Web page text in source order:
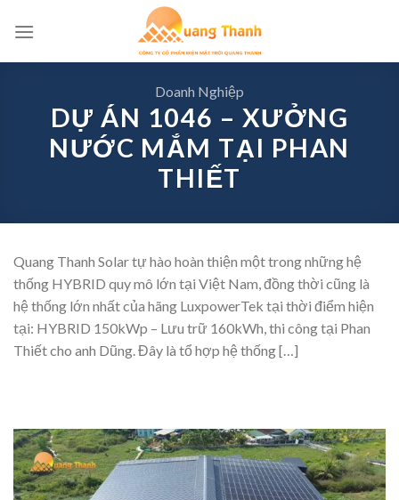
Doanh Nghiệp
DỰ ÁN 1046 – XƯỞNG
NƯỚC MẮM TẠI PHAN
THIẾT
Quang Thanh Solar tự hào hoàn thiện một trong những hệ
thống HYBRID quy mô lớn tại Việt Nam, đồng thời cũng là
hệ thống lớn nhất của hãng LuxpowerTek tại thời điểm hiện
tại: HYBRID 150kWp – Lưu trữ 160kWh, thi công tại Phan
Thiết cho anh Dũng. Đây là tổ hợp hệ thống […]